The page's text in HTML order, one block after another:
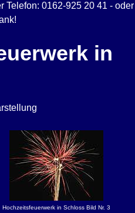
Telefon: 0162-925 20 41 - oder
in
Hochzeitsfeuerwerk in Schloss Bild Nr. 3